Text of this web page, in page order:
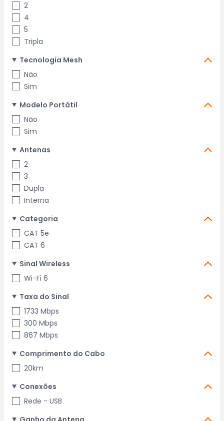
2
4
5
Tripla
Tecnologia Mesh
Não
Sim
Modelo Portátil
Não
Sim
Antenas
2
3
Dupla
Interna
Categoria
CAT 5e
CAT 6
Sinal Wireless
Wi-Fi 6
Taxa do Sinal
1733 Mbps
300 Mbps
867 Mbps
Comprimento do Cabo
20km
Conexões
Rede - USB